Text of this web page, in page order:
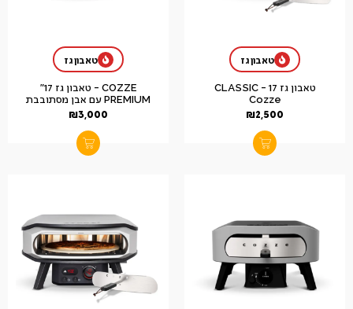
טאבון גז
טאבון גז 17 CLASSIC –
Cozze
₪2,500
טאבון גז
COZZE – טאבון גז 17"
PREMIUM עם אבן מסתובבת
₪3,000